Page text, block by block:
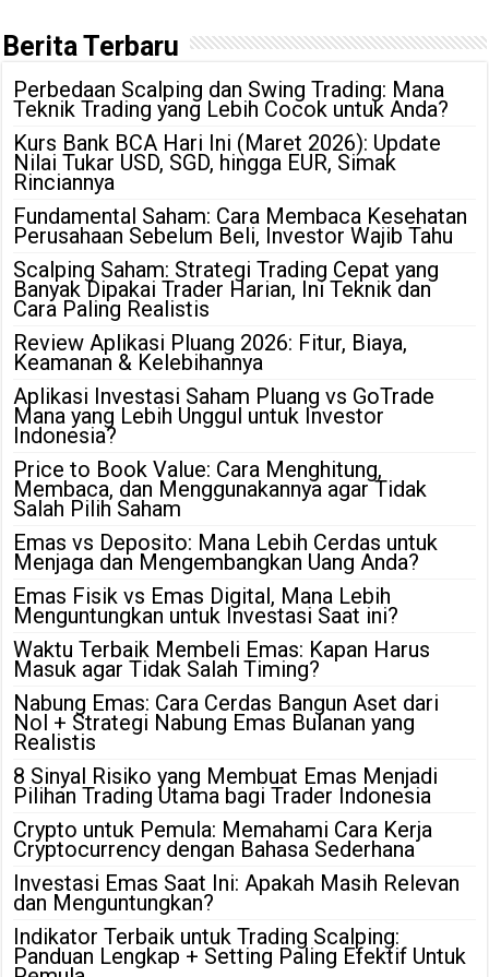
Berita Terbaru
Perbedaan Scalping dan Swing Trading: Mana
Teknik Trading yang Lebih Cocok untuk Anda?
Kurs Bank BCA Hari Ini (Maret 2026): Update
Nilai Tukar USD, SGD, hingga EUR, Simak
Rinciannya
Fundamental Saham: Cara Membaca Kesehatan
Perusahaan Sebelum Beli, Investor Wajib Tahu
Scalping Saham: Strategi Trading Cepat yang
Banyak Dipakai Trader Harian, Ini Teknik dan
Cara Paling Realistis
Review Aplikasi Pluang 2026: Fitur, Biaya,
Keamanan & Kelebihannya
Aplikasi Investasi Saham Pluang vs GoTrade
Mana yang Lebih Unggul untuk Investor
Indonesia?
Price to Book Value: Cara Menghitung,
Membaca, dan Menggunakannya agar Tidak
Salah Pilih Saham
Emas vs Deposito: Mana Lebih Cerdas untuk
Menjaga dan Mengembangkan Uang Anda?
Emas Fisik vs Emas Digital, Mana Lebih
Menguntungkan untuk Investasi Saat ini?
Waktu Terbaik Membeli Emas: Kapan Harus
Masuk agar Tidak Salah Timing?
Nabung Emas: Cara Cerdas Bangun Aset dari
Nol + Strategi Nabung Emas Bulanan yang
Realistis
8 Sinyal Risiko yang Membuat Emas Menjadi
Pilihan Trading Utama bagi Trader Indonesia
Crypto untuk Pemula: Memahami Cara Kerja
Cryptocurrency dengan Bahasa Sederhana
Investasi Emas Saat Ini: Apakah Masih Relevan
dan Menguntungkan?
Indikator Terbaik untuk Trading Scalping:
Panduan Lengkap + Setting Paling Efektif Untuk